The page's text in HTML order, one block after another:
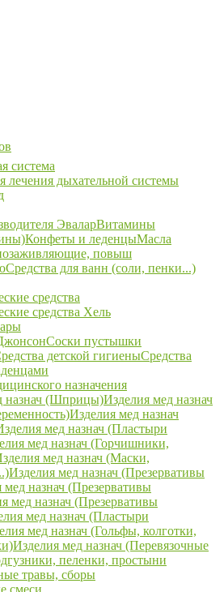
система
лечения дыхательной системы
ЭваларВитамины
Конфеты и леденцыМасла
повыш
Средства для ванн (соли, пенки...)
средства
средства Хель
Соски пустышки
детской гигиеныСредства
назначения
назнач (Шприцы)Изделия мед назнач
Изделия мед назнач
мед назнач (Пластыри
мед назнач (Горчишники,
мед назнач (Маски,
Изделия мед назнач (Презервативы
мед назнач (Презервативы
мед назнач (Презервативы
мед назнач (Пластыри
мед назнач (Гольфы, колготки,
Изделия мед назнач (Перевязочные
пеленки, простыни
травы, сборы